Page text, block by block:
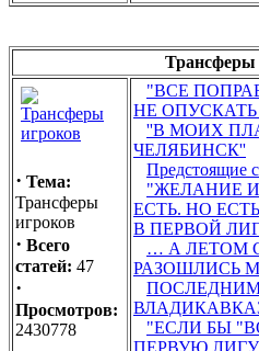
Трансферы
· Тема:
Трансферы
игроков
· Всего
статей: 47
·
Просмотров:
2430778
"ВСЕ
НЕ
''В МОИХ
ЧЕЛЯБИНСК''
Предстоящие
"ЖЕЛАНИЕ
ЕСТЬ. НО
В ПЕРВОЙ
… А ЛЕТОМ
РАЗОШЛИСЬ
"ЕСЛИ БЫ
ПЕРВУЮ